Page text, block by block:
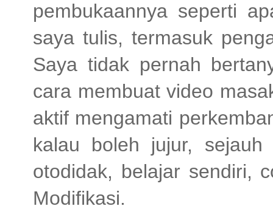
pembukaannya seperti
saya tulis, termasuk
Saya tidak pernah
cara membuat video
aktif mengamati
kalau boleh jujur,
otodidak, belajar sendiri,
Modifikasi.